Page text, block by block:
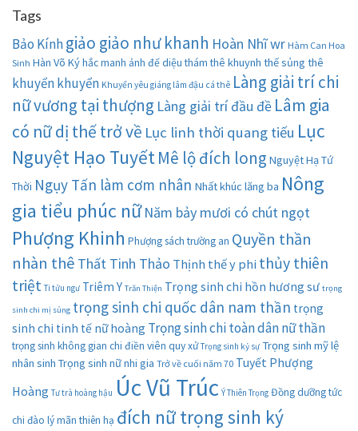
Tags
Bảo Kínhgiảo giảo như khanh Hoàn Nhĩ wr Hàm Can Hoa
Sinh Hàn Võ Kýhắc manh ảnh đế diệu thám thê khuynh thế sủng thê
khuyển khuyển Khuyển yêu giáng lâm đậu cá thê Làng giải trí chi
nữ vương tại thượng Làng giải trí đầu đề Lâm gia
có nữ dị thế trở về Lục linh thời quang tiếu Lục
Nguyệt Hạo TuyếtMê lộ đích long Nguyệt Hạ Tứ
Thời Ngụy Tấn làm cơm nhân Nhất khúc lăng ba Nông
gia tiểu phúc nữ Năm bảy mươi có chút ngọt
Phượng Khinh Phượng sách trường an Quyền thần
nhàn thê Thất Tinh Thảo Thịnh thế y phi thủy thiên
triệt Ti tửu ngư Triêm Y Trăn Thiện Trọng sinh chi hồn hương sư trọng
sinh chi mị sủng trọng sinh chi quốc dân nam thần trọng
sinh chi tinh tế nữ hoàng Trọng sinh chi toàn dân nữ thần
trọng sinh không gian chi điền viên quy xử Trọng sinh kỷ sự Trọng sinh mỹ lệ
nhân sinh Trọng sinh nữ nhi gia Trở về cuối năm 70 Tuyết Phượng
Hoàng Tư trà hoàng hậu Úc Vũ Trúc Ý Thiên Trọng Đồng dưỡng tức
chi đào lý mãn thiên hạ đích nữ trọng sinh ký